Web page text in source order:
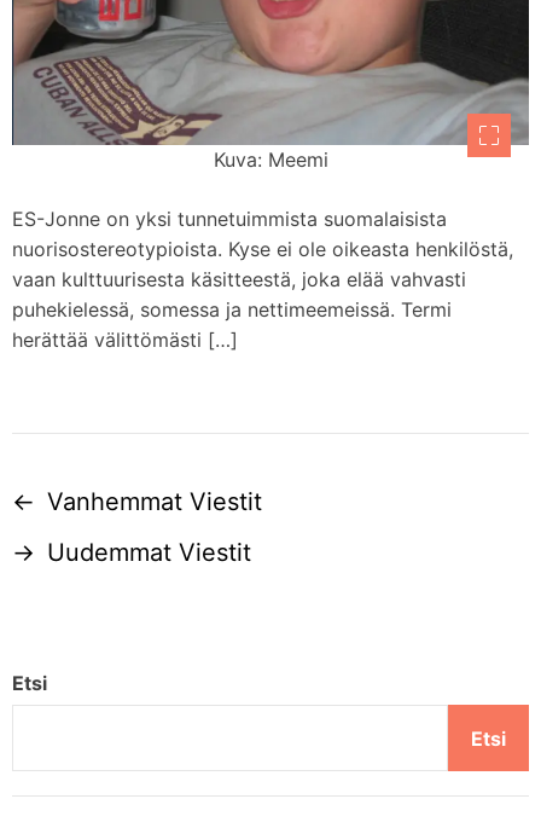
Kuva: Meemi
ES-Jonne on yksi tunnetuimmista suomalaisista
nuorisostereotypioista. Kyse ei ole oikeasta henkilöstä,
vaan kulttuurisesta käsitteestä, joka elää vahvasti
puhekielessä, somessa ja nettimeemeissä. Termi
herättää välittömästi […]
A
r
i
k
← Vanhemmat Viestit
→ Uudemmat Viestit
Etsi
Etsi